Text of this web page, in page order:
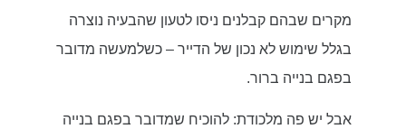
מקרים שבהם קבלנים ניסו לטעון שהבעיה נוצרה
בגלל שימוש לא נכון של הדייר – כשלמעשה מדובר
בפגם בנייה ברור.
אבל יש פה מלכודת: להוכיח שמדובר בפגם בנייה